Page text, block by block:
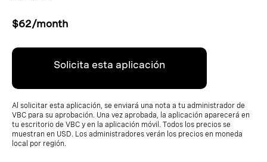
$62/month
Solicita esta aplicación
Al solicitar esta aplicación, se enviará una nota a tu administrador de
VBC para su aprobación. Una vez aprobada, la aplicación aparecerá en
tu escritorio de VBC y en la aplicación móvil. Todos los precios se
muestran en USD. Los administradores verán los precios en moneda
local por región.